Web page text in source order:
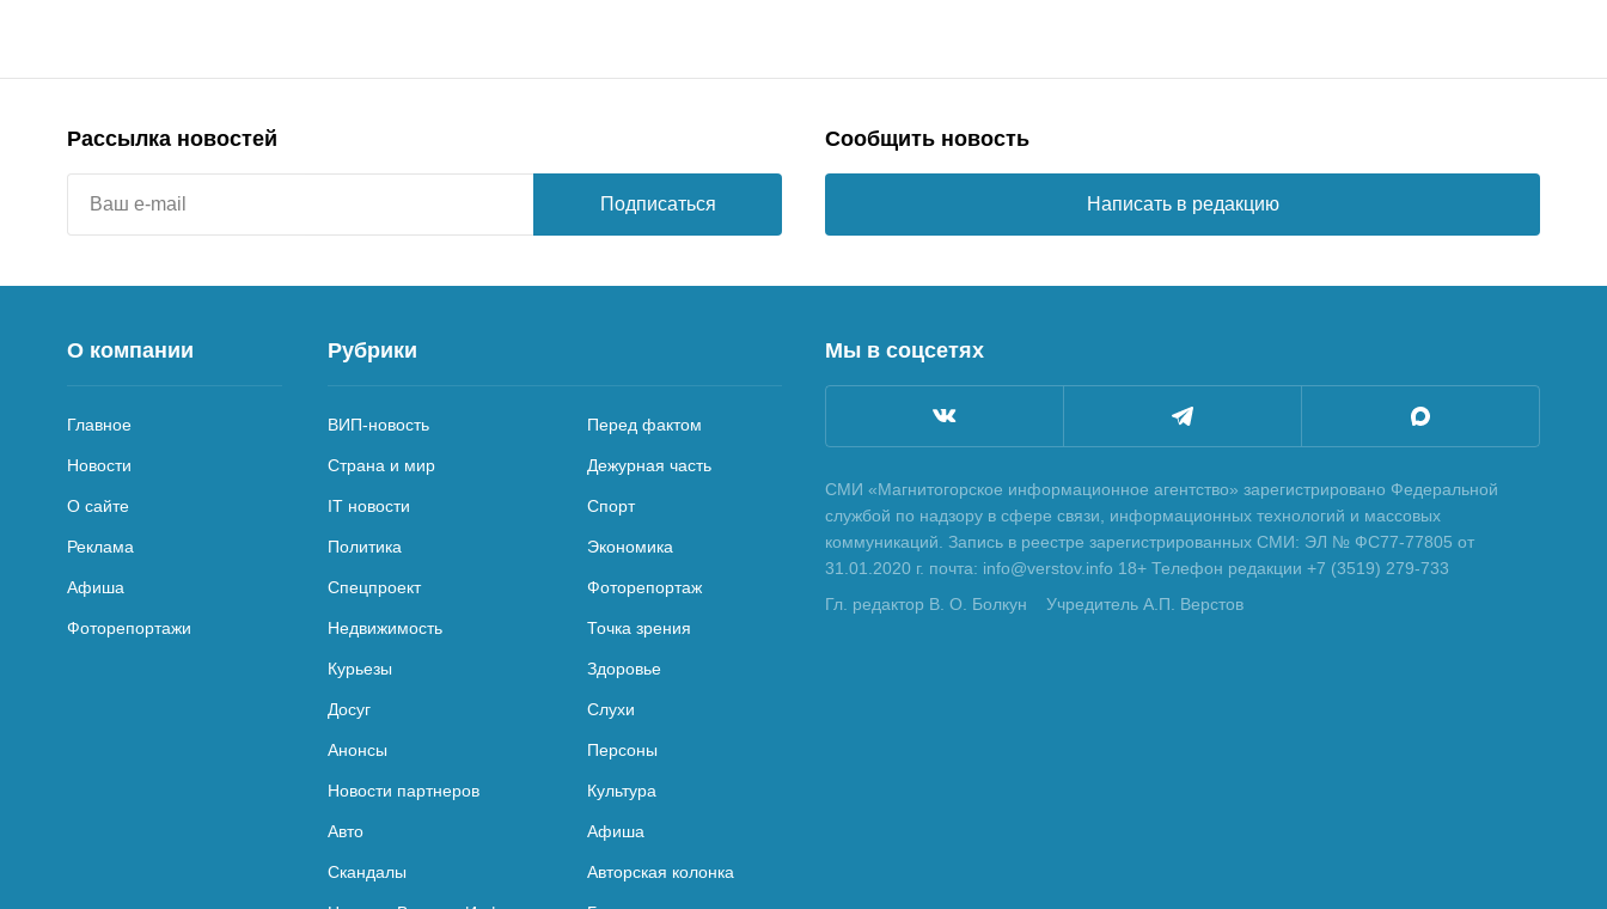
Рассылка новостей
Подписаться
Сообщить новость
Написать в редакцию
О компании
Главное
Новости
О сайте
Реклама
Афиша
Фоторепортажи
Рубрики
ВИП-новость Перед фактом
Страна и мир Дежурная часть
IT новости Спорт
Политика Экономика
Спецпроект Фоторепортаж
Недвижимость Точка зрения
Курьезы Здоровье
Досуг Слухи
Анонсы Персоны
Новости партнеров Культура
Авто Афиша
Скандалы Авторская колонка
Мы в соцсетях
СМИ «Магнитогорское информационное агентство» зарегистрировано Федеральной
службой по надзору в сфере связи, информационных технологий и массовых
коммуникаций. Запись в реестре зарегистрированных СМИ: ЭЛ № ФС77-77805 от
31.01.2020 г. почта: info@verstov.info 18+ Телефон редакции +7 (3519) 279-733
Гл. редактор В. О. Болкун
Учредитель А.П. Верстов